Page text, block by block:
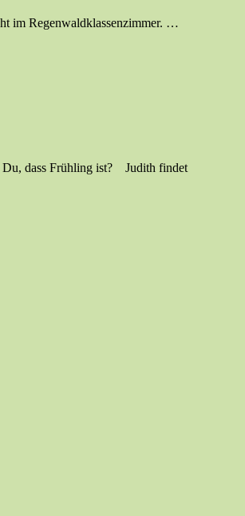
im Regenwaldklassenzimmer. …
Du, dass Frühling ist? Judith findet